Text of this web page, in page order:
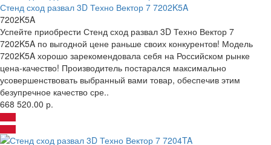
Стенд сход развал 3D Техно Вектор 7 7202K5A
7202K5A
Успейте приобрести Стенд сход развал 3D Техно Вектор 7
7202K5A по выгодной цене раньше своих конкурентов! Модель
7202K5A хорошо зарекомендовала себя на Российском рынке
цена-качество! Производитель постарался максимально
усовершенствовать выбранный вами товар, обеспечив этим
безупречное качество сре..
668 520.00 р.